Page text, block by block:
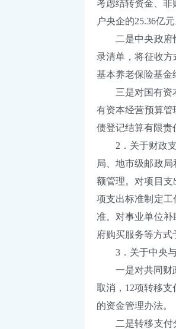
考虑结转资金、非
户央企的25.36亿元
二是中央政府性
录清单，将征收
基本养老保险基金
三是对国有资本
有资本经营预算
债登记结算有限责
2．关于财政支
局、地市级邮政
额管理。对项目
项支出标准制定工
准。对事业单位
府购买服务等方式
3．关于中央与
一是对共同财政
取消，12项转移
的资金管理办法。
二是转移支付分